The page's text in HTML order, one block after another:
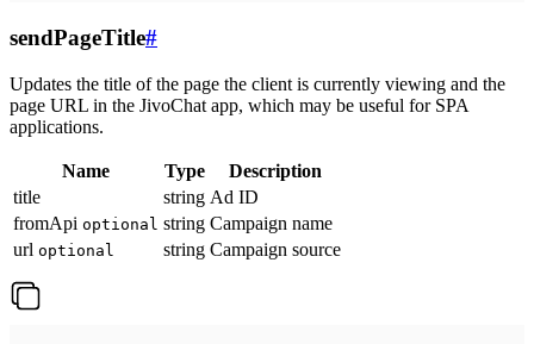
sendPageTitle#
Updates the title of the page the client is currently viewing and the
page URL in the JivoChat app, which may be useful for SPA
applications.
Name Type
Description
title
string Ad ID
fromApi optional string Campaign name
url optional string Campaign source